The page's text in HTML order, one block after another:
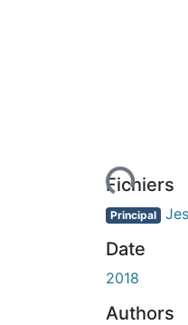
de chargement...Fichiers
Principal
Date
2018
Authors